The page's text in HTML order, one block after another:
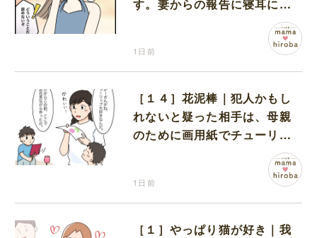
す。妻からの報告に寝耳に水
1日前
［１４］花泥棒｜犯人かもし
れないと疑った相手は、母親
のために画用紙でチューリッ
プを作っていただけだった
1日前
［１］やっぱり猫が好き｜我